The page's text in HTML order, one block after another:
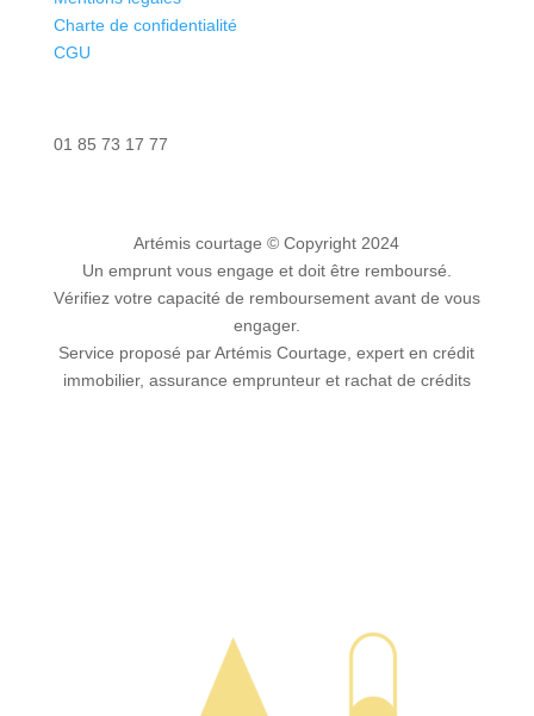
Charte de confidentialité
CGU
01 85 73 17 77
Artémis courtage© Copyright 2024
Un emprunt vous engage et doit être remboursé.
Vérifiez votre capacité de remboursement avant de vous
engager.
Service proposé par Artémis Courtage, expert en crédit
immobilier, assurance emprunteur et rachat de crédits